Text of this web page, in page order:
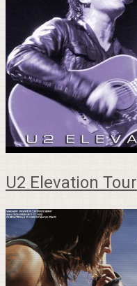
U2 Elevation Tour